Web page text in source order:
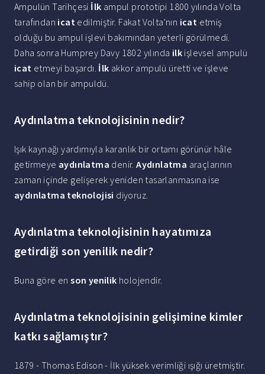
Ampulün Tarihçesi İlk ampul prototipi 1800 yılında Volta
tarafından icat edilmiştir. Fakat Volta'nın icat etmiş
olduğu bu ampul işlevi bakımından yeterli görülmedi.
Daha sonra Humprey Davy 1802 yılında ilk işlevsel ampulü
icat etmeyi başardı. İlk akkor ampulü üretti ve işleve
sahip olan bir ampuldü.
Aydınlatma teknolojisinin nedir?
Işık kaynağı yardımıyla karanlık bir ortamı görünür hâle
getirmeye aydınlatma denir.Aydınlatma araçlarının
zaman içinde gelişerek yeniden tasarlanmasına ise
aydınlatma teknolojisi diyoruz.
Aydınlatma teknolojisinin hayatımıza
getirdiği son yenilik nedir?
Buna göre enson yenilik holojendir.
Aydınlatma teknolojisinin gelişimine kimler
katkı sağlamıştır?
1879 - Thomas Edison - İlk yüksek verimliği ışığı üretmiştir.